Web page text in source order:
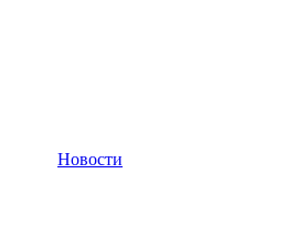
Новости